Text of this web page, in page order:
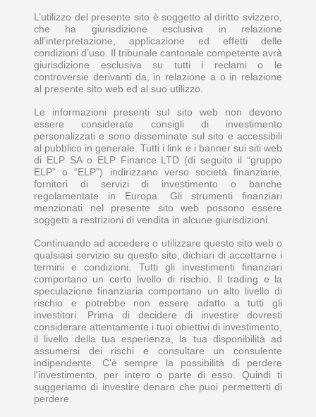
L’utilizzo del presente sito è soggetto al diritto svizzero,
che ha giurisdizione esclusiva in relazione
all’interpretazione, applicazione ed effetti delle
condizioni d’uso. Il tribunale cantonale competente avrà
giurisdizione esclusiva su tutti i reclami o le
controversie derivanti da, in relazione a o in relazione
al presente sito web ed al suo utilizzo.
Le informazioni presenti sul sito web non devono
essere considerate consigli di investimento
personalizzati e sono disseminate sul sito e accessibili
al pubblico in generale. Tutti i link e i banner sui siti web
di ELP SA o ELP Finance LTD (di seguito il “gruppo
ELP” o “ELP”) indirizzano verso società finanziarie,
fornitori di servizi di investimento o banche
regolamentate in Europa. Gli strumenti finanziari
menzionati nel presente sito web possono essere
soggetti a restrizioni di vendita in alcune giurisdizioni.
Continuando ad accedere o utilizzare questo sito web o
qualsiasi servizio su questo sito, dichiari di accettarne i
termini e condizioni. Tutti gli investimenti finanziari
comportano un certo livello di rischio. Il trading e la
speculazione finanziaria comportano un alto livello di
rischio e potrebbe non essere adatto a tutti gli
investitori. Prima di decidere di investire dovresti
considerare attentamente i tuoi obiettivi di investimento,
il livello della tua esperienza, la tua disponibilità ad
assumersi dei rischi e consultare un consulente
indipendente. C'è sempre la possibilità di perdere
l'investimento, per intero o parte di esso. Quindi ti
suggeriamo di investire denaro che puoi permetterti di
perdere.